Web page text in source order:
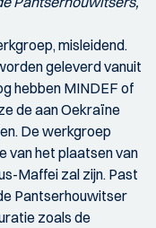
misleidend.
geleverd vanuit
hebben MINDEF of
de aan Oekraïne
De werkgroep
van het plaatsen van
Maffei zal zijn. Past
Pantserhouwitser
zoals de